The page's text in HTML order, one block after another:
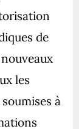
de
les
à